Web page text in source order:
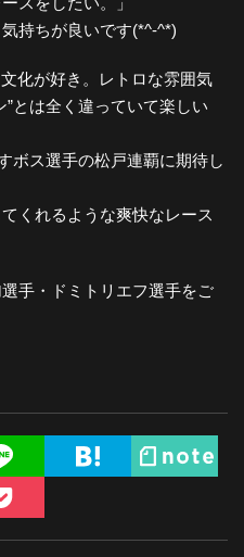
持ちが良いです(*^-^*)
化が好き。レトロな雰囲気
とは全く違っていて楽しい
ボス選手の松戸連覇に期待し
くれるような爽快なレース
手・ドミトリエフ選手をご